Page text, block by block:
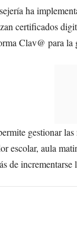
ha
certificados
Clav@ para la
gestionar
escolar, aula
de